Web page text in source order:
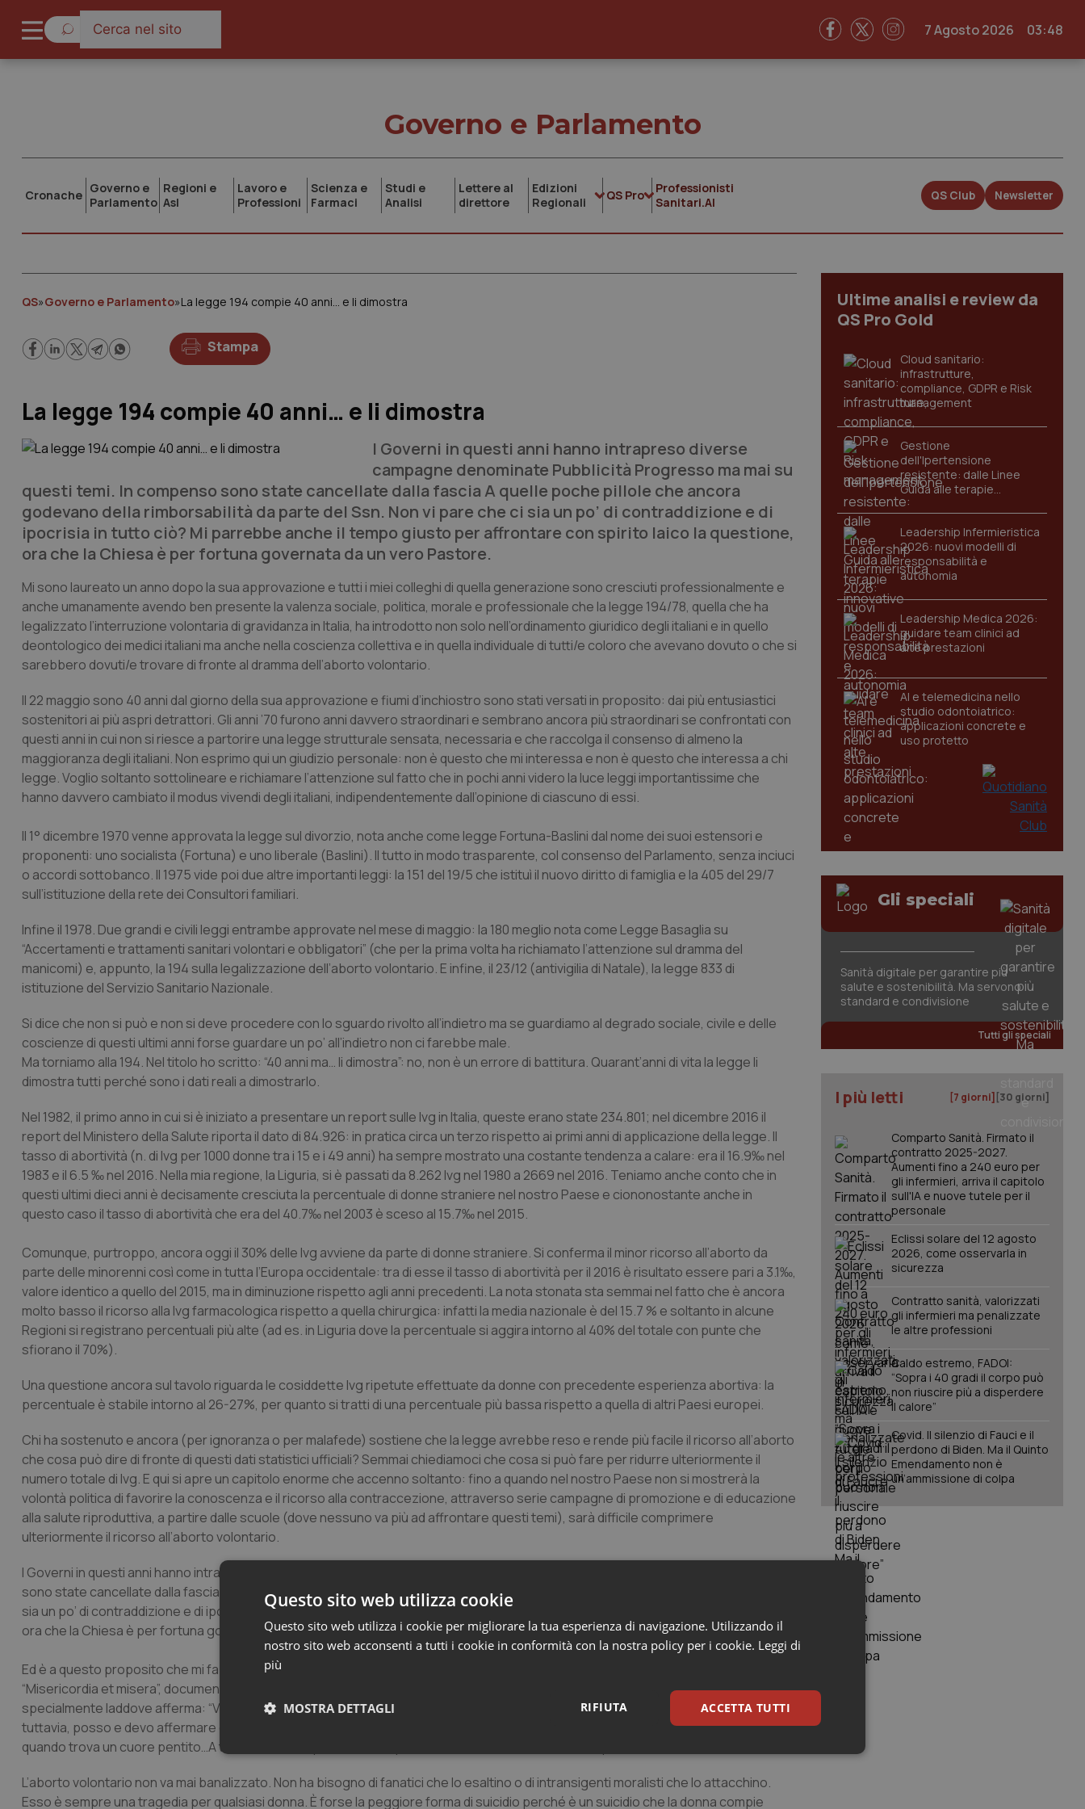
7 Agosto 2026 03:48
Governo e Parlamento
Cronache Governo e
Parlamento
Regioni e
Asl
Lavoro e
Professioni
Scienza e
Farmaci
Studi e
Analisi
Lettere al
direttore
Edizioni
Regionali
QS Pro
Professionisti
Sanitari.AI
QS Club Newsletter
QS»Governo e Parlamento»La legge 194 compie 40 anni… e li dimostra
Stampa
La legge 194 compie 40 anni… e li dimostra
I Governi in questi anni hanno intrapreso diverse
campagne denominate Pubblicità Progresso ma mai su
questi temi. In compenso sono state cancellate dalla fascia A quelle poche pillole che ancora
godevano della rimborsabilità da parte del Ssn. Non vi pare che ci sia un po’ di contraddizione e di
ipocrisia in tutto ciò? Mi parrebbe anche il tempo giusto per affrontare con spirito laico la questione,
ora che la Chiesa è per fortuna governata da un vero Pastore.
Mi sono laureato un anno dopo la sua approvazione e tutti i miei colleghi di quella generazione sono cresciuti professionalmente e
anche umanamente avendo ben presente la valenza sociale, politica, morale e professionale che la legge 194/78, quella che ha
legalizzato l’interruzione volontaria di gravidanza in Italia, ha introdotto non solo nell’ordinamento giuridico degli italiani e in quello
deontologico dei medici italiani ma anche nella coscienza collettiva e in quella individuale di tutti/e coloro che avevano dovuto o che si
sarebbero dovuti/e trovare di fronte al dramma dell’aborto volontario.
Il 22 maggio sono 40 anni dal giorno della sua approvazione e fiumi d’inchiostro sono stati versati in proposito: dai più entusiastici
sostenitori ai più aspri detrattori. Gli anni ’70 furono anni davvero straordinari e sembrano ancora più straordinari se confrontati con
questi anni in cui non si riesce a partorire una legge strutturale sensata, necessaria e che raccolga il consenso di almeno la
maggioranza degli italiani. Non esprimo qui un giudizio personale: non è questo che mi interessa e non è questo che interessa a chi
legge. Voglio soltanto sottolineare e richiamare l’attenzione sul fatto che in pochi anni videro la luce leggi importantissime che
hanno davvero cambiato il modus vivendi degli italiani, indipendentemente dall’opinione di ciascuno di essi.
Il 1° dicembre 1970 venne approvata la legge sul divorzio, nota anche come legge Fortuna-Baslini dal nome dei suoi estensori e
proponenti: uno socialista (Fortuna) e uno liberale (Baslini). Il tutto in modo trasparente, col consenso del Parlamento, senza inciuci
o accordi sottobanco. Il 1975 vide poi due altre importanti leggi: la 151 del 19/5 che istituì il nuovo diritto di famiglia e la 405 del 29/7
sull’istituzione della rete dei Consultori familiari.
Infine il 1978. Due grandi e civili leggi entrambe approvate nel mese di maggio: la 180 meglio nota come Legge Basaglia su
“Accertamenti e trattamenti sanitari volontari e obbligatori” (che per la prima volta ha richiamato l’attenzione sul dramma del
manicomi) e, appunto, la 194 sulla legalizzazione dell’aborto volontario. E infine, il 23/12 (antivigilia di Natale), la legge 833 di
istituzione del Servizio Sanitario Nazionale.
Si dice che non si può e non si deve procedere con lo sguardo rivolto all’indietro ma se guardiamo al degrado sociale, civile e delle
coscienze di questi ultimi anni forse guardare un po’ all’indietro non ci farebbe male.
Ma torniamo alla 194. Nel titolo ho scritto: “40 anni ma… li dimostra”: no, non è un errore di battitura. Quarant’anni di vita la legge li
dimostra tutti perché sono i dati reali a dimostrarlo.
Nel 1982, il primo anno in cui si è iniziato a presentare un report sulle Ivg in Italia, queste erano state 234.801; nel dicembre 2016 il
report del Ministero della Salute riporta il dato di 84.926: in pratica circa un terzo rispetto ai primi anni di applicazione della legge. Il
tasso di abortività (n. di Ivg per 1000 donne tra i 15 e i 49 anni) ha sempre mostrato una costante tendenza a calare: era il 16.9‰ nel
1983 e il 6.5 ‰ nel 2016. Nella mia regione, la Liguria, si è passati da 8.262 Ivg nel 1980 a 2669 nel 2016. Teniamo anche conto che in
questi ultimi dieci anni è decisamente cresciuta la percentuale di donne straniere nel nostro Paese e ciononostante anche in
questo caso il tasso di abortività che era del 40.7‰ nel 2003 è sceso al 15.7‰ nel 2015.
Comunque, purtroppo, ancora oggi il 30% delle Ivg avviene da parte di donne straniere. Si conferma il minor ricorso all’aborto da
parte delle minorenni così come in tutta l’Europa occidentale: tra di esse il tasso di abortività per il 2016 è risultato essere pari a 3.1‰,
valore identico a quello del 2015, ma in diminuzione rispetto agli anni precedenti. La nota stonata sta semmai nel fatto che è ancora
molto basso il ricorso alla Ivg farmacologica rispetto a quella chirurgica: infatti la media nazionale è del 15.7 % e soltanto in alcune
Regioni si registrano percentuali più alte (ad es. in Liguria dove la percentuale si aggira intorno al 40% del totale con punte che
sfiorano il 70%).
Una questione ancora sul tavolo riguarda le cosiddette Ivg ripetute effettuate da donne con precedente esperienza abortiva: la
percentuale è stabile intorno al 26-27%, per quanto si tratti di una percentuale più bassa rispetto a quella di altri Paesi europei.
Chi ha sostenuto e ancora (per ignoranza o per malafede) sostiene che la legge avrebbe reso e rende più facile il ricorso all’aborto
che cosa può dire di fronte di questi dati statistici ufficiali? Semmai chiediamoci che cosa si può fare per ridurre ulteriormente il
numero totale di Ivg. E qui si apre un capitolo enorme che accenno soltanto: fino a quando nel nostro Paese non si mostrerà la
volontà politica di favorire la conoscenza e il ricorso alla contraccezione, attraverso serie campagne di promozione e di educazione
alla salute riproduttiva, a partire dalle scuole (dove nessuno va più ad affrontare questi temi), sarà difficile comprimere
ulteriormente il ricorso all’aborto volontario.
I Governi in questi anni hanno intrapreso diverse campagne denominate Pubblicità Progresso ma mai su questi temi. In compenso
sono state cancellate dalla fascia A quelle poche pillole che ancora godevano della rimborsabilità da parte del Ssn. Non vi pare che ci
sia un po’ di contraddizione e di ipocrisia in tutto ciò? Mi parrebbe anche il tempo giusto per affrontare con spirito laico la questione,
ora che la Chiesa è per fortuna governata da un vero Pastore.
Ed è a questo proposito che mi fa piacere riportare la posizione del Pontefice espressa circa un anno fa nella lettera apostolica
“Misericordia et misera”, documento programmatico nel quale vengono indicate le disposizioni pastorali dopo il Giubileo,
specialmente laddove afferma: “Vorrei ribadire con tutte le mie forze che l’aborto è un grave peccato. Con altrettanta forza,
tuttavia, posso e devo affermare che non esiste alcun peccato che la misericordia di Dio non possa raggiungere e distruggere
quando trova un cuore pentito…A tutti è offerta la possibilità di sperimentare la forza liberatrice del perdono”.
L’aborto volontario non va mai banalizzato. Non ha bisogno di fanatici che lo esaltino o di intransigenti moralisti che lo attacchino.
Esso è sempre una tragedia per qualsiasi donna. È forse la peggiore forma di suicidio perché è un suicidio che la donna compie
Ultime analisi e review da
QS Pro Gold
Cloud sanitario:
infrastrutture,
compliance, GDPR e Risk
management
Gestione
dell'Ipertensione
resistente: dalle Linee
Guida alle terapie
innovative
Leadership Infermieristica
2026: nuovi modelli di
responsabilità e
autonomia
Leadership Medica 2026:
guidare team clinici ad
alte prestazioni
AI e telemedicina nello
studio odontoiatrico:
applicazioni concrete e
uso protetto
Gli speciali
Sanità digitale per garantire più
salute e sostenibilità. Ma servono
standard e condivisione
Tutti gli speciali
I più letti [7 giorni] [30 giorni]
Comparto Sanità. Firmato il
contratto 2025-2027.
Aumenti fino a 240 euro per
gli infermieri, arriva il capitolo
sull'IA e nuove tutele per il
personale
Eclissi solare del 12 agosto
2026, come osservarla in
sicurezza
Contratto sanità, valorizzati
gli infermieri ma penalizzate
le altre professioni
Caldo estremo, FADOI:
“Sopra i 40 gradi il corpo può
non riuscire più a disperdere
il calore”
Covid. Il silenzio di Fauci e il
perdono di Biden. Ma il Quinto
Emendamento non è
un’ammissione di colpa
Questo sito web utilizza cookie
Questo sito web utilizza i cookie per migliorare la tua esperienza di navigazione. Utilizzando il
nostro sito web acconsenti a tutti i cookie in conformità con la nostra policy per i cookie. Leggi di
più
ACCETTA TUTTI
RIFIUTA
MOSTRA DETTAGLI
Necessari Statistici Marketing